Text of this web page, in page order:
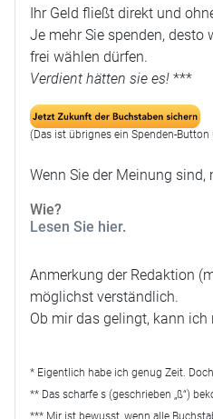
Ihr Geld fließt direkt und
Je mehr Sie spenden,
frei wählen dürfen.
Verdient hätten sie es! ***
(Das ist übrignes ein Spenden-
Wenn Sie der Meinung
Wie?
Lesen Sie hier.
Anmerkung der Redaktion
möglichst verständlich.
Ob mir das gelingt, kann
* Eigentlich habe ich genug Zeit.
** Das scharfe s (geschrieben „ß“)
*** Mir ist bewusst, wenn alle